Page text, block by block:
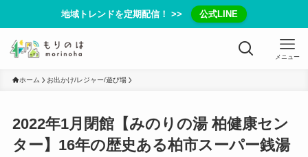
地域トレンドを定期配信！ >> 公式LINE
メニュー
ホーム お出かけ/レジャー/遊び場
2022年1月閉館【みのりの湯 柏健康セン
ター】16年の歴史ある柏市スーパー銭湯